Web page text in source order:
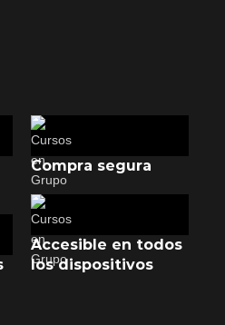
Compra segura
Accesible en todos
los dispositivos